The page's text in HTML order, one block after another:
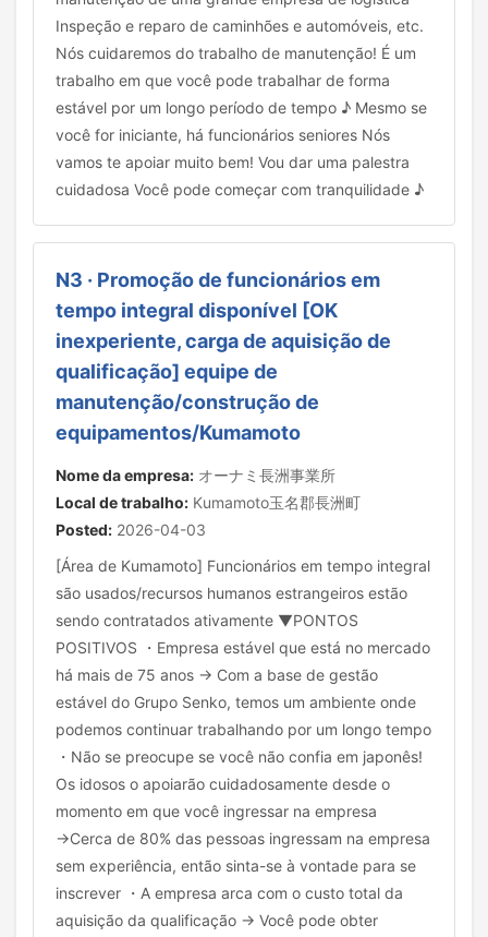
Inspeção e reparo de caminhões e automóveis, etc.
Nós cuidaremos do trabalho de manutenção! É um
trabalho em que você pode trabalhar de forma
estável por um longo período de tempo ♪ Mesmo se
você for iniciante, há funcionários seniores Nós
vamos te apoiar muito bem! Vou dar uma palestra
cuidadosa Você pode começar com tranquilidade ♪
N3 · Promoção de funcionários em
tempo integral disponível [OK
inexperiente, carga de aquisição de
qualificação] equipe de
manutenção/construção de
equipamentos/Kumamoto
Nome da empresa: オーナミ長洲事業所
Local de trabalho: Kumamoto玉名郡長洲町
Posted: 2026-04-03
[Área de Kumamoto] Funcionários em tempo integral
são usados/recursos humanos estrangeiros estão
sendo contratados ativamente ▼PONTOS
POSITIVOS ・Empresa estável que está no mercado
há mais de 75 anos → Com a base de gestão
estável do Grupo Senko, temos um ambiente onde
podemos continuar trabalhando por um longo tempo
・Não se preocupe se você não confia em japonês!
Os idosos o apoiarão cuidadosamente desde o
momento em que você ingressar na empresa
→Cerca de 80% das pessoas ingressam na empresa
sem experiência, então sinta-se à vontade para se
inscrever ・A empresa arca com o custo total da
aquisição da qualificação → Você pode obter